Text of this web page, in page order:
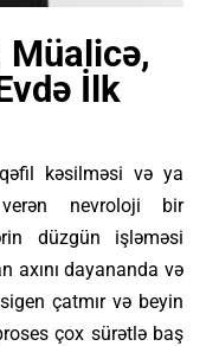
İlk
kəsilməsi və ya
nevroloji bir
düzgün işləməsi
axını dayananda və
çatmır və beyin
çox sürətlə baş